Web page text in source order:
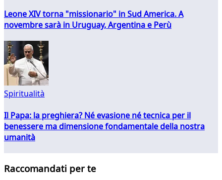
Leone XIV torna "missionario" in Sud America. A
novembre sarà in Uruguay, Argentina e Perù
Spiritualità
Il Papa: la preghiera? Né evasione né tecnica per il
benessere ma dimensione fondamentale della nostra
umanità
Raccomandati per te